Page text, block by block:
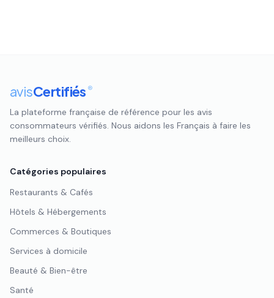
avisCertifiés ®
La plateforme française de référence pour les avis
consommateurs vérifiés. Nous aidons les Français à faire les
meilleurs choix.
Catégories populaires
Restaurants & Cafés
Hôtels & Hébergements
Commerces & Boutiques
Services à domicile
Beauté & Bien-être
Santé